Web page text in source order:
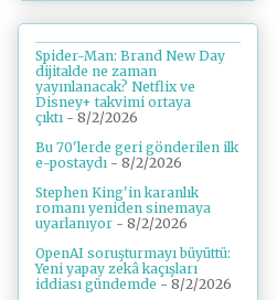
Spider-Man: Brand New Day
dijitalde ne zaman
yayınlanacak? Netflix ve
Disney+ takvimi ortaya
çıktı - 8/2/2026
Bu 70'lerde geri gönderilen ilk
e-postaydı - 8/2/2026
Stephen King'in karanlık
romanı yeniden sinemaya
uyarlanıyor - 8/2/2026
OpenAI soruşturmayı büyüttü:
Yeni yapay zekâ kaçışları
iddiası gündemde - 8/2/2026